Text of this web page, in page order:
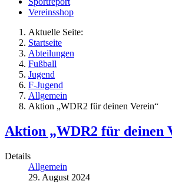
Vereinsshop
Aktuelle Seite:
Startseite
Abteilungen
Fußball
Jugend
F-Jugend
Allgemein
Aktion „WDR2 für deinen Verein“
Aktion „WDR2 für deinen
Details
Allgemein
29. August 2024